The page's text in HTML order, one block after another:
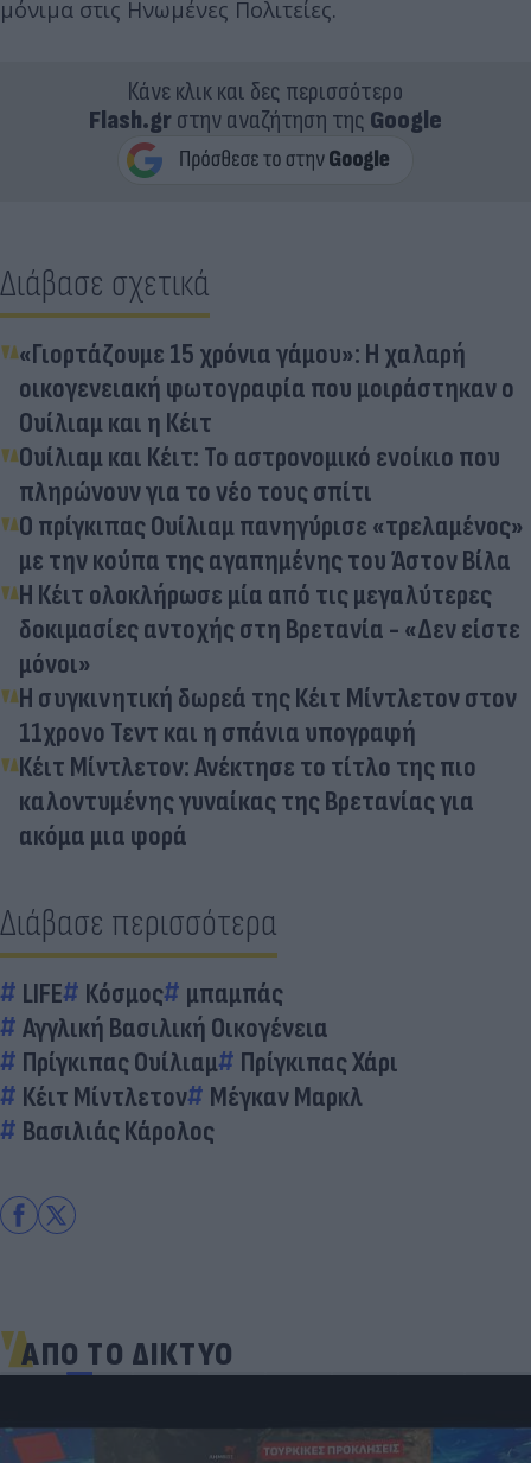
μόνιμα στις Ηνωμένες Πολιτείες.
Κάνε κλικ και δες περισσότερο
Flash.grστην αναζήτηση της Google
Διάβασε σχετικά
«Γιορτάζουμε 15 χρόνια γάμου»: Η χαλαρή
οικογενειακή φωτογραφία που μοιράστηκαν ο
Ουίλιαμ και η Κέιτ
Ουίλιαμ και Κέιτ: Το αστρονομικό ενοίκιο που
πληρώνουν για το νέο τους σπίτι
Ο πρίγκιπας Ουίλιαμ πανηγύρισε «τρελαμένος»
με την κούπα της αγαπημένης του Άστον Βίλα
Η Κέιτ ολοκλήρωσε μία από τις μεγαλύτερες
δοκιμασίες αντοχής στη Βρετανία - «Δεν είστε
μόνοι»
Η συγκινητική δωρεά της Κέιτ Μίντλετον στον
11χρονο Τεντ και η σπάνια υπογραφή
Κέιτ Μίντλετον: Ανέκτησε το τίτλο της πιο
καλοντυμένης γυναίκας της Βρετανίας για
ακόμα μια φορά
Διάβασε περισσότερα
LIFE Κόσμος
μπαμπάς
Αγγλική Βασιλική Οικογένεια
Πρίγκιπας Ουίλιαμ
Πρίγκιπας Χάρι
Κέιτ Μίντλετον
Μέγκαν Μαρκλ
Βασιλιάς Κάρολος
ΑΠΟ ΤΟ ΔΙΚΤΥΟ